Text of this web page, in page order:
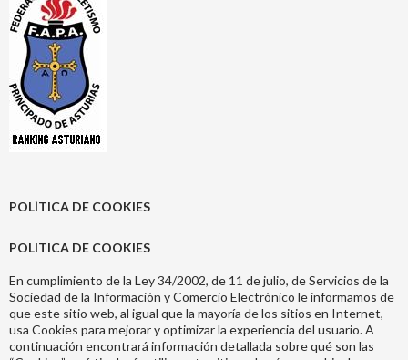
POLÍTICA DE COOKIES
POLITICA DE COOKIES
En cumplimiento de la Ley 34/2002, de 11 de julio, de Servicios de la
Sociedad de la Información y Comercio Electrónico le informamos de
que este sitio web, al igual que la mayoría de los sitios en Internet,
usa Cookies para mejorar y optimizar la experiencia del usuario. A
continuación encontrará información detallada sobre qué son las